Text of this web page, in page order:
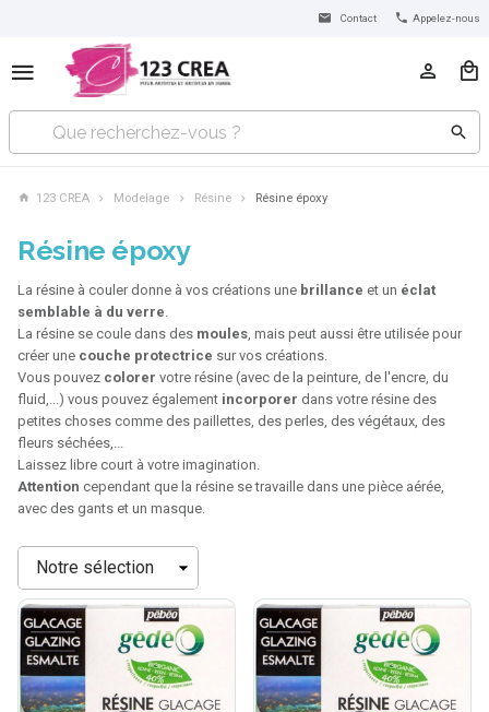
Contact Appelez-nous
123 CREA Modelage Résine Résine époxy
Résine époxy
La résine à couler donne à vos créations une brillance et un éclat
semblable à du verre.
La résine se coule dans des moules, mais peut aussi être utilisée pour
créer une couche protectrice sur vos créations.
Vous pouvez colorer votre résine (avec de la peinture, de l'encre, du
fluid,...) vous pouvez également incorporer dans votre résine des
petites choses comme des paillettes, des perles, des végétaux, des
fleurs séchées,...
Laissez libre court à votre imagination.
Attention cependant que la résine se travaille dans une pièce aérée,
avec des gants et un masque.
Trier